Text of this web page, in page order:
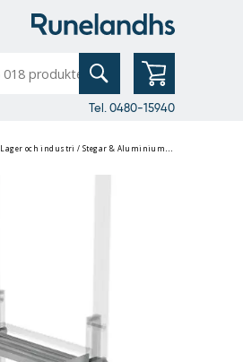
Tel. 0480-15940
Lager och industri / Stegar & Aluminiumställningar